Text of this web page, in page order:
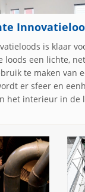
is klaar
loods een lichte,
te maken van
er sfeer en
het interieur in de